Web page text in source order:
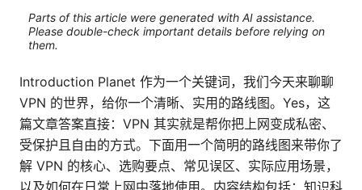
Parts of this article were generated with AI assistance.
Please double-check important details before relying on
them.
Introduction Planet 作为一个关键词，我们今天来聊聊
VPN 的世界，给你一个清晰、实用的路线图。Yes，这
篇文章答案直接：VPN 其实就是帮你把上网变成私密、
受保护且自由的方式。下面用一个简明的路线图来带你了
解 VPN 的核心、选购要点、常见误区、实际应用场景，